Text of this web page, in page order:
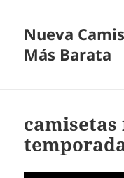
Nueva
Más Barata